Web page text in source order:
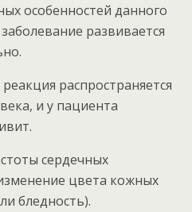
особенностей данного
развивается
распространяется
и у пациента
сердечных
цвета кожных
бледность).